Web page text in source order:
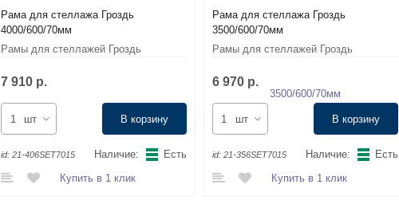
Рама для стеллажа Гроздь
4000/600/70мм
Рамы для стеллажей Гроздь
7 910 р.
шт В корзину
id: 21-406SET7015 Наличие:
Есть
Купить в 1 клик
Рама для стеллажа Гроздь
3500/600/70мм
Рамы для стеллажей Гроздь
6 970 р.
шт В корзину
id: 21-356SET7015 Наличие:
Есть
Купить в 1 клик